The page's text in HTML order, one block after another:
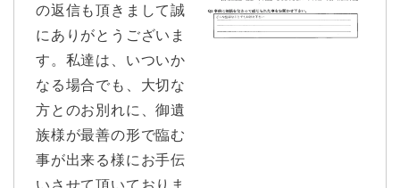
の返信も頂きまして誠
にありがとうございま
す。私達は、いついか
なる場合でも、大切な
方とのお別れに、御遺
族様が最善の形で臨む
事が出来る様にお手伝
いさせて頂いておりま